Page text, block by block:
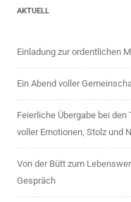
AKTUELL
Einladung zur ordentlichen
Ein Abend voller
Feierliche Übergabe bei
voller Emotionen, Stolz und
Von der Bütt zum
Gespräch